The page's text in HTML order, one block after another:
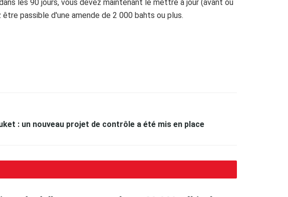
les 90 jours, vous devez maintenant le mettre à jour (avant ou
passible d'une amende de 2 000 bahts ou plus.
: un nouveau projet de contrôle a été mis en place